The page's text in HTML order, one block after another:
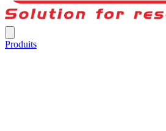
Produits